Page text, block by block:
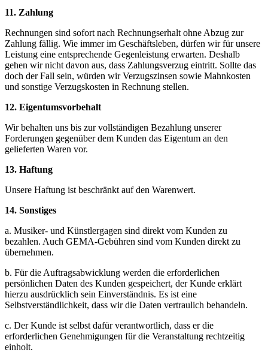
11. Zahlung
Rechnungen sind sofort nach Rechnungserhalt ohne Abzug zur
Zahlung fällig. Wie immer im Geschäftsleben, dürfen wir für unsere
Leistung eine entsprechende Gegenleistung erwarten. Deshalb
gehen wir nicht davon aus, dass Zahlungsverzug eintritt. Sollte das
doch der Fall sein, würden wir Verzugszinsen sowie Mahnkosten
und sonstige Verzugskosten in Rechnung stellen.
12. Eigentumsvorbehalt
Wir behalten uns bis zur vollständigen Bezahlung unserer
Forderungen gegenüber dem Kunden das Eigentum an den
gelieferten Waren vor.
13. Haftung
Unsere Haftung ist beschränkt auf den Warenwert.
14. Sonstiges
a. Musiker- und Künstlergagen sind direkt vom Kunden zu
bezahlen. Auch GEMA-Gebühren sind vom Kunden direkt zu
übernehmen.
b. Für die Auftragsabwicklung werden die erforderlichen
persönlichen Daten des Kunden gespeichert, der Kunde erklärt
hierzu ausdrücklich sein Einverständnis. Es ist eine
Selbstverständlichkeit, dass wir die Daten vertraulich behandeln.
c. Der Kunde ist selbst dafür verantwortlich, dass er die
erforderlichen Genehmigungen für die Veranstaltung rechtzeitig
einholt.